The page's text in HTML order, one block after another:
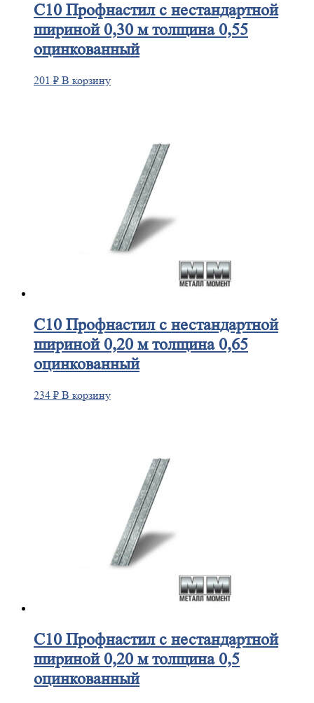
С10Профнастил с нестандартной
шириной 0,30 м толщина 0,55
оцинкованный
201 ₽ В корзину
С10Профнастил с нестандартной
шириной 0,20 м толщина 0,65
оцинкованный
234 ₽ В корзину
С10Профнастил с нестандартной
шириной 0,20 м толщина 0,5
оцинкованный